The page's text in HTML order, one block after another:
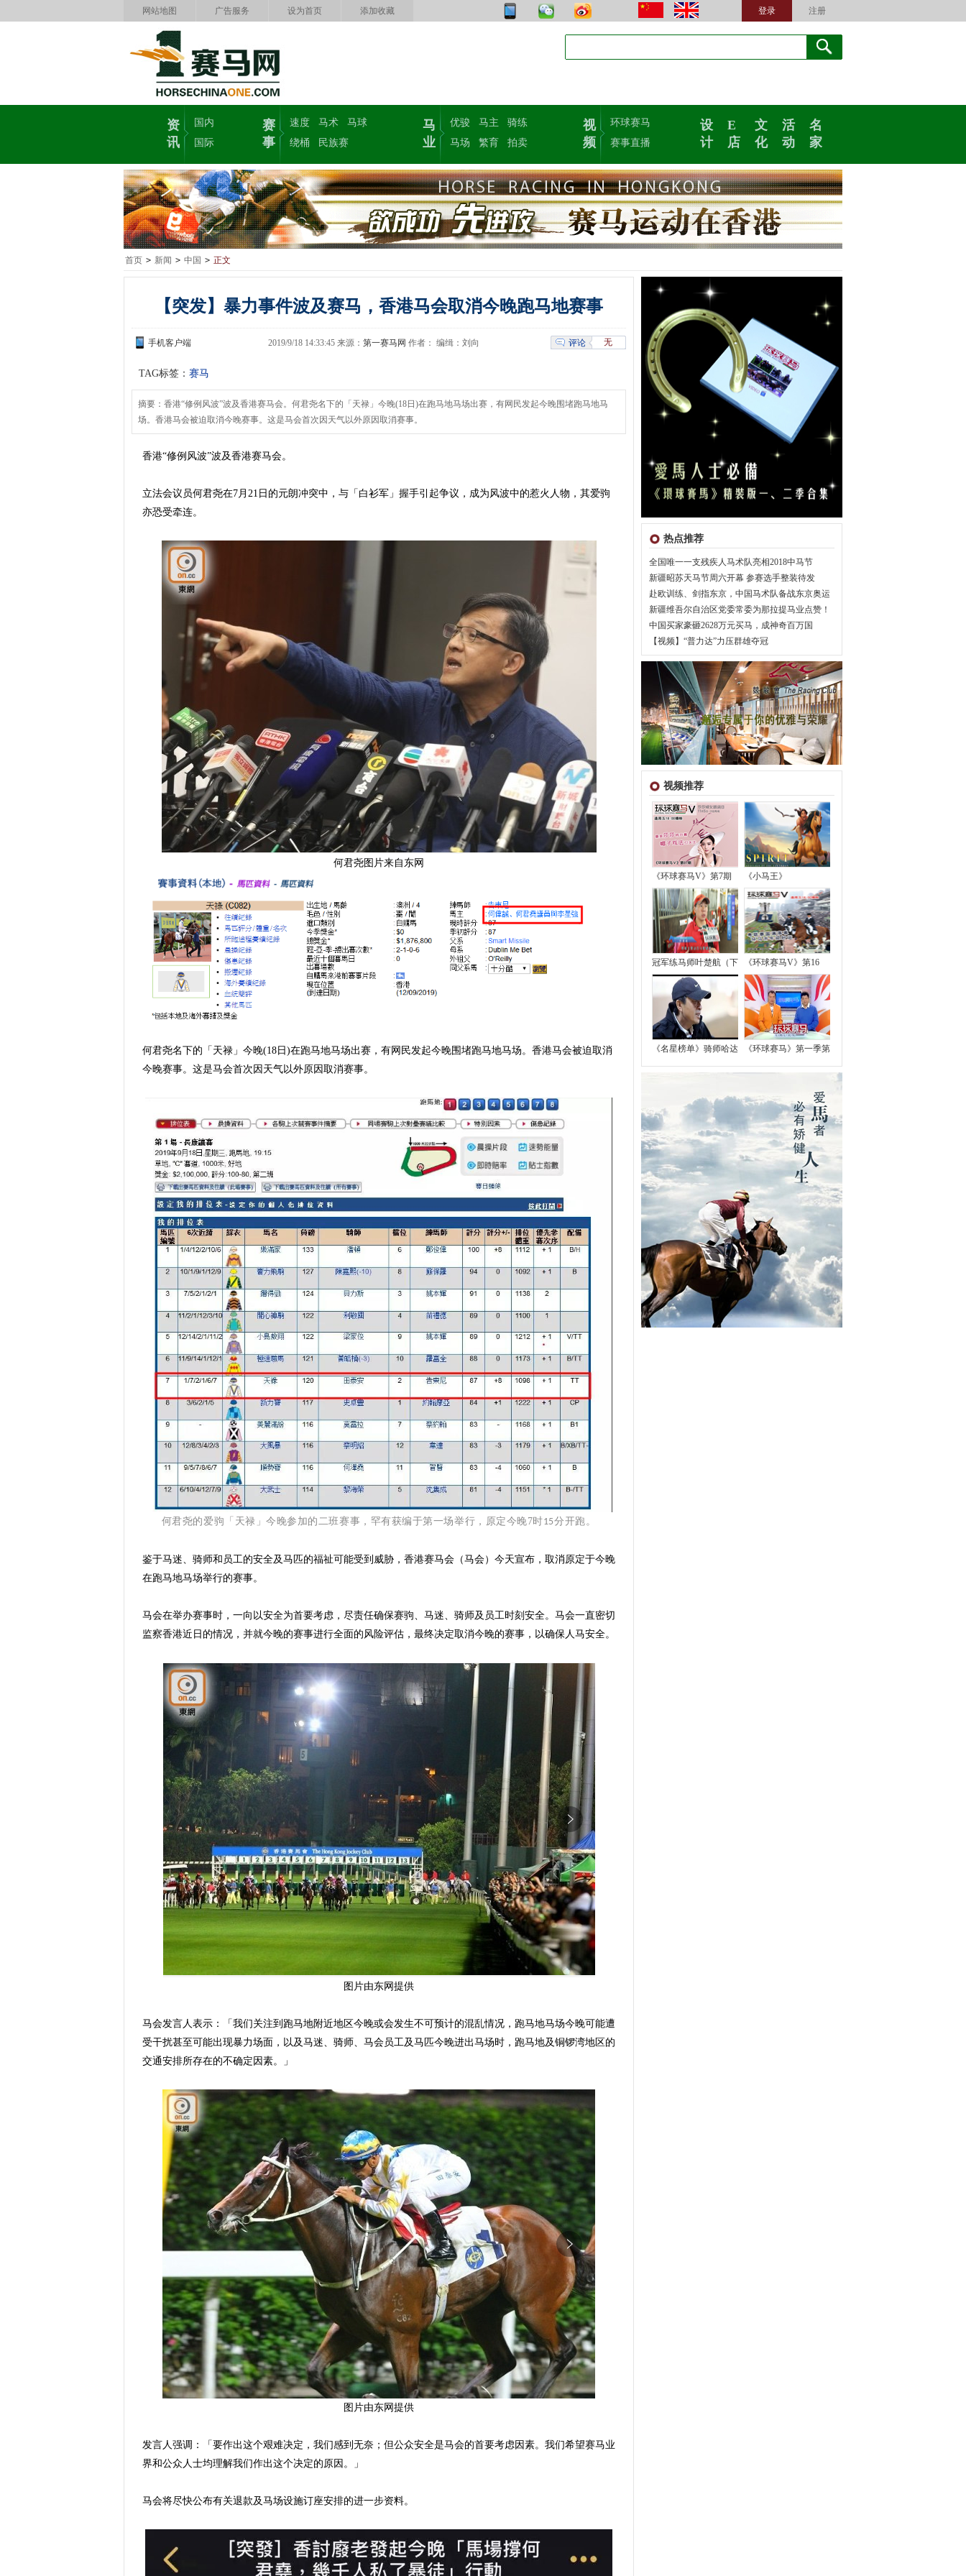
注册
登录
网站地图 广告服务 设为首页 添加收藏
资
讯
国内
国际
赛
事
速度 马术
马球
绕桶
民族赛
马
业
优骏 马主
骑练
马场
繁育 拍卖
视
频
环球赛马
赛事直播
设
计
E
店
文
化
活
动
名
家
首页 > 新闻 > 中国 > 正文
热点推荐
全国唯一一支残疾人马术队亮相2018中马节
新疆昭苏天马节周六开幕 参赛选手整装待发
赴欧训练、剑指东京，中国马术队备战东京奥运
新疆维吾尔自治区党委常委为那拉提马业点赞！
中国买家豪砸2628万元买马，成神奇百万国
【视频】“普力达”力压群雄夺冠
视频推荐
《环球赛马V》第7期 《小马王》
冠军练马师叶楚航（下 《环球赛马V》第16
《名星榜单》骑师哈达 《环球赛马》第一季第
【突发】暴力事件波及赛马，香港马会取消今晚跑马地赛事
评论 无
手机客户端 2019/9/18 14:33:45 来源： 第一赛马网 作者： 编缉：刘向
TAG标签： 赛马
摘要：香港“修例风波”波及香港赛马会。何君尧名下的「天禄」今晚(18日)在跑马地马场出赛，有网民发起今晚围堵跑马地马
场。香港马会被迫取消今晚赛事。这是马会首次因天气以外原因取消赛事。
香港“修例风波”波及香港赛马会。
立法会议员何君尧在7月21日的元朗冲突中，与「白衫军」握手引起争议，成为风波中的惹火人物，其爱驹
亦恐受牵连。
何君尧图片来自东网
何君尧名下的「天禄」今晚(18日)在跑马地马场出赛，有网民发起今晚围堵跑马地马场。香港马会被迫取消
今晚赛事。这是马会首次因天气以外原因取消赛事。
何君尧的爱驹「天禄」今晚参加的二班赛事，罕有获编于第一场举行，原定今晚7时15分开跑。
鉴于马迷、骑师和员工的安全及马匹的福祉可能受到威胁，香港赛马会（马会）今天宣布，取消原定于今晚
在跑马地马场举行的赛事。
马会在举办赛事时，一向以安全为首要考虑，尽责任确保赛驹、马迷、骑师及员工时刻安全。马会一直密切
监察香港近日的情况，并就今晚的赛事进行全面的风险评估，最终决定取消今晚的赛事，以确保人马安全。
图片由东网提供
马会发言人表示：「我们关注到跑马地附近地区今晚或会发生不可预计的混乱情况，跑马地马场今晚可能遭
受干扰甚至可能出现暴力场面，以及马迷、骑师、马会员工及马匹今晚进出马场时，跑马地及铜锣湾地区的
交通安排所存在的不确定因素。」
图片由东网提供
发言人强调：「要作出这个艰难决定，我们感到无奈；但公众安全是马会的首要考虑因素。我们希望赛马业
界和公众人士均理解我们作出这个决定的原因。」
马会将尽快公布有关退款及马场设施订座安排的进一步资料。